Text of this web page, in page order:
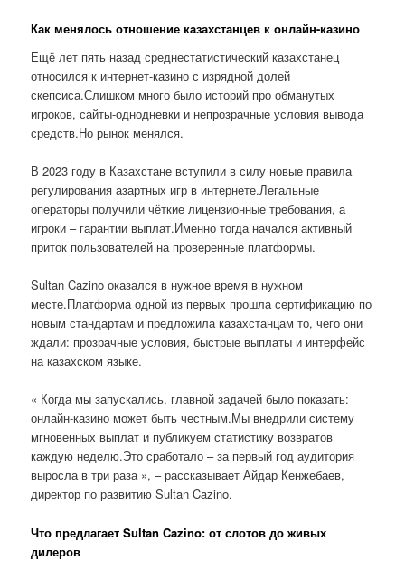
Как менялось отношение казахстанцев к онлайн-казино
Ещё лет пять назад среднестатистический казахстанец
относился к интернет-казино с изрядной долей
скепсиса.Слишком много было историй про обманутых
игроков, сайты-однодневки и непрозрачные условия вывода
средств.Но рынок менялся.
В 2023 году в Казахстане вступили в силу новые правила
регулирования азартных игр в интернете.Легальные
операторы получили чёткие лицензионные требования, а
игроки – гарантии выплат.Именно тогда начался активный
приток пользователей на проверенные платформы.
Sultan Cazino оказался в нужное время в нужном
месте.Платформа одной из первых прошла сертификацию по
новым стандартам и предложила казахстанцам то, чего они
ждали: прозрачные условия, быстрые выплаты и интерфейс
на казахском языке.
« Когда мы запускались, главной задачей было показать:
онлайн-казино может быть честным.Мы внедрили систему
мгновенных выплат и публикуем статистику возвратов
каждую неделю.Это сработало – за первый год аудитория
выросла в три раза », – рассказывает Айдар Кенжебаев,
директор по развитию Sultan Cazino.
Что предлагает Sultan Cazino: от слотов до живых
дилеров